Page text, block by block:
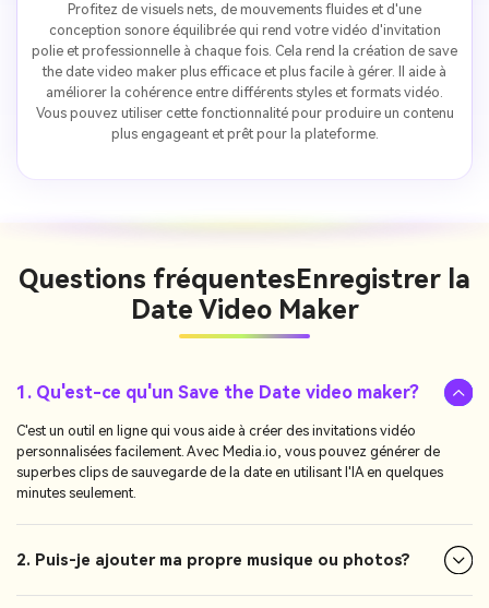
Profitez de visuels nets, de mouvements fluides et d'une
conception sonore équilibrée qui rend votre vidéo d'invitation
polie et professionnelle à chaque fois. Cela rend la création de save
the date video maker plus efficace et plus facile à gérer. Il aide à
améliorer la cohérence entre différents styles et formats vidéo.
Vous pouvez utiliser cette fonctionnalité pour produire un contenu
plus engageant et prêt pour la plateforme.
Questions fréquentes Enregistrer la
Date Video Maker
1. Qu'est-ce qu'un Save the Date video maker?
C'est un outil en ligne qui vous aide à créer des invitations vidéo
personnalisées facilement. Avec Media.io, vous pouvez générer de
superbes clips de sauvegarde de la date en utilisant l'IA en quelques
minutes seulement.
2. Puis-je ajouter ma propre musique ou photos?